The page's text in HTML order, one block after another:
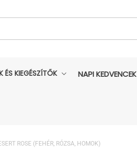
ÉS KIEGÉSZÍTŐK NAPI KEDVENCEK
ROSE (FEHÉR, RÓZSA, HOMOK)